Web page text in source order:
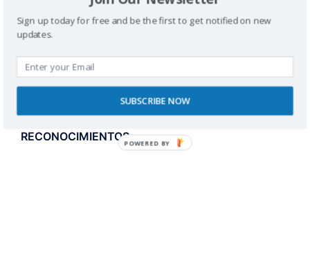
RECONOCIMIENTOS
Sign up today for free and be the first to get notified on new
updates.
SUBSCRIBE NOW
POWERED BY